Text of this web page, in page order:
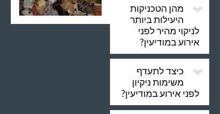
מהן הטכניקות
היעילות ביותר
לניקוי מהיר לפני
אירוע במודיעין?
כיצד לתעדף
משימות ניקיון
לפני אירוע במודיעין?